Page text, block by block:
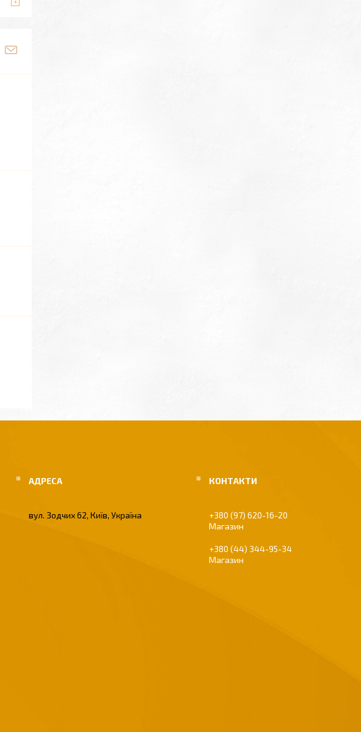
вул. Зодчих 62, Київ, Україна
+380 (97) 620-16-20
Магазин
+380 (44) 344-95-34
Магазин